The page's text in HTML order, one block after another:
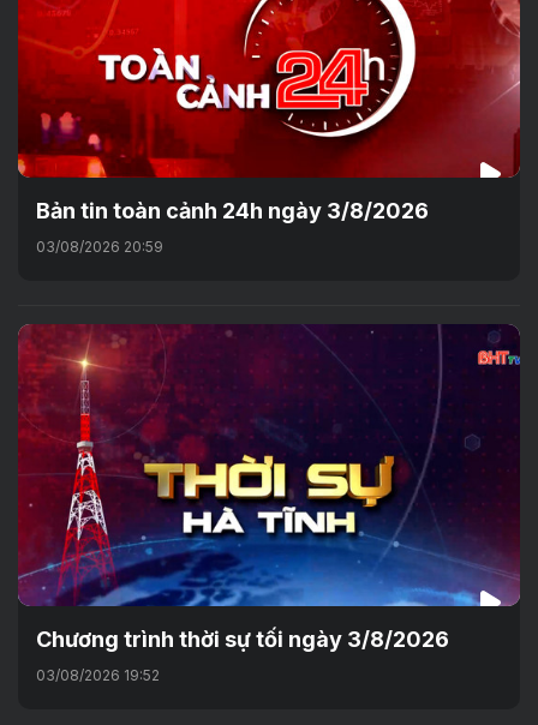
Bản tin toàn cảnh 24h ngày 3/8/2026
03/08/2026 20:59
Chương trình thời sự tối ngày 3/8/2026
03/08/2026 19:52